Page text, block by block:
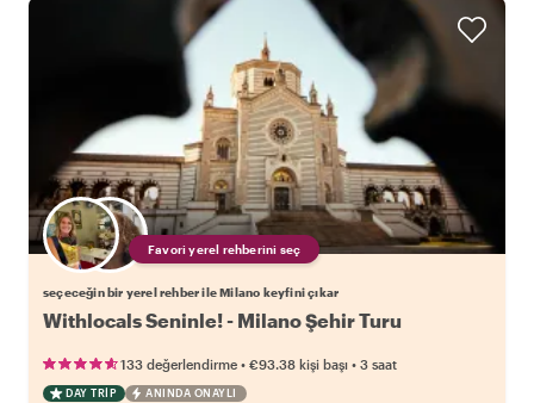
Favori yerel rehberini seç
seçeceğin bir yerel rehber ile Milano keyfini çıkar
Withlocals Seninle! - Milano Şehir Turu
133 değerlendirme • €93.38 kişi başı • 3 saat
DAY TRIP ANINDA ONAYLI